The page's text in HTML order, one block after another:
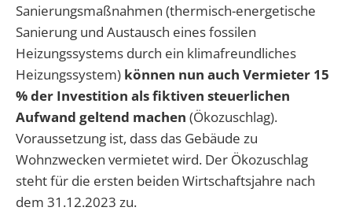
Sanierungsmaßnahmen (thermisch-energetische
Sanierung und Austausch eines fossilen
Heizungssystems durch ein klimafreundliches
Heizungssystem) können nun auch Vermieter 15
% der Investition als fiktiven steuerlichen
Aufwand geltend machen (Ökozuschlag).
Voraussetzung ist, dass das Gebäude zu
Wohnzwecken vermietet wird. Der Ökozuschlag
steht für die ersten beiden Wirtschaftsjahre nach
dem 31.12.2023 zu.